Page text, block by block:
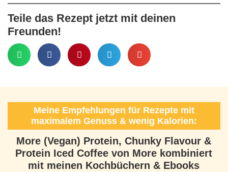
Teile das Rezept jetzt mit deinen
Freunden!
Meine Empfehlungen für Rezepte mit
maximalem Genuss & wenig Kalorien:
More (Vegan) Protein, Chunky Flavour &
Protein Iced Coffee von More kombiniert
mit meinen Kochbüchern & Ebooks